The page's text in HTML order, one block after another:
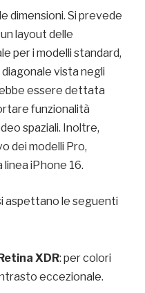
dimensioni. Si prevede
layout delle
per i modelli standard,
vista negli
essere dettata
funzionalità
spaziali. Inoltre,
dei modelli Pro,
iPhone 16.
aspettano le seguenti
XDR: per colori
eccezionale.